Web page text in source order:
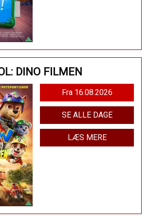
DINO FILMEN
Fra 16.08.2026
SE ALLE DAGE
LÆS MERE